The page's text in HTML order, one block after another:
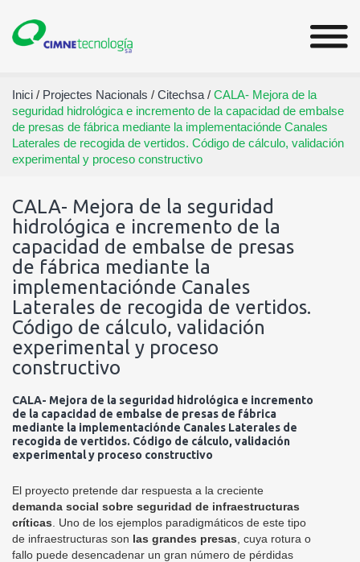
Inici / Projectes Nacionals / Citechsa / CALA- Mejora de la
seguridad hidrológica e incremento de la capacidad de embalse
de presas de fábrica mediante la implementaciónde Canales
Laterales de recogida de vertidos. Código de cálculo, validación
experimental y proceso constructivo
CALA- Mejora de la seguridad
hidrológica e incremento de la
capacidad de embalse de presas
de fábrica mediante la
implementaciónde Canales
Laterales de recogida de vertidos.
Código de cálculo, validación
experimental y proceso
constructivo
CALA- Mejora de la seguridad hidrológica e incremento
de la capacidad de embalse de presas de fábrica
mediante la implementaciónde Canales Laterales de
recogida de vertidos. Código de cálculo, validación
experimental y proceso constructivo
El proyecto pretende dar respuesta a la creciente
demanda social sobre seguridad de infraestructuras
críticas . Uno de los ejemplos paradigmáticos de este tipo
de infraestructuras son las grandes presas , cuya rotura o
fallo puede desencadenar un gran número de pérdidas